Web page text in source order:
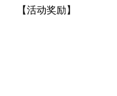
【活动奖励】